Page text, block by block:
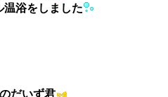
温浴をしました
だいず君